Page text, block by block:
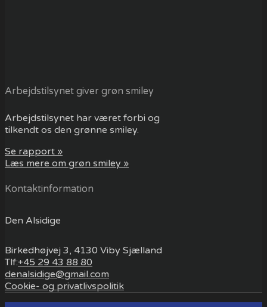
Arbejdstilsynet giver grøn smiley
Arbejdstilsynet har været forbi og
tilkendt os den grønne smiley.
Se rapport »
Læs mere om grøn smiley »
Kontaktinformation
Den Alsidige
Birkedhøjvej 3, 4130 Viby Sjælland
Tlf:+45 29 43 88 80
denalsidige@gmail.com
Cookie- og privatlivspolitik